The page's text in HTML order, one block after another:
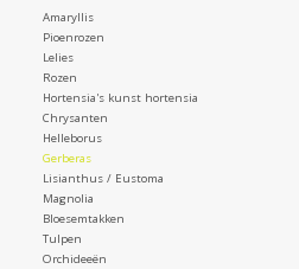
Amaryllis
Pioenrozen
Lelies
Rozen
Hortensia's kunst hortensia
Chrysanten
Helleborus
Gerberas
Lisianthus / Eustoma
Magnolia
Bloesemtakken
Tulpen
Orchideeën